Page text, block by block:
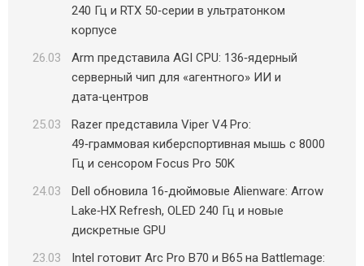
240 Гц и RTX 50‑серии в ультратонком
корпусе
26.03
Arm представила AGI CPU: 136‑ядерный
серверный чип для «агентного» ИИ и
дата‑центров
25.03
Razer представила Viper V4 Pro:
49‑граммовая киберспортивная мышь с 8000
Гц и сенсором Focus Pro 50K
24.03
Dell обновила 16‑дюймовые Alienware: Arrow
Lake‑HX Refresh, OLED 240 Гц и новые
дискретные GPU
23.03
Intel готовит Arc Pro B70 и B65 на Battlemage: